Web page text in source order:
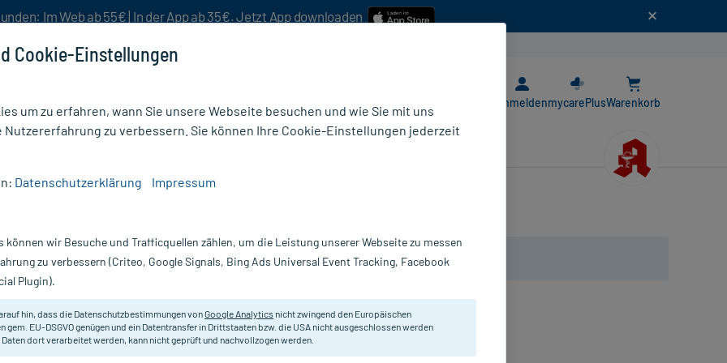
Im Web ab 55€ | In der App ab 35€. Jetzt App downloaden
AnmeldenmycarePlusWarenkorb
Nur für kurze Zeit:Gratis-Versand* ab 19€ Mindestbestellwert!
einer
ALIUD PHARMA
Abführmittel zur Behandlung der chronischen Verstopfung.
Cookie-Einstellungen
um zu erfahren, wann Sie unsere Webseite besuchen und wie Sie mit uns
Nutzererfahrung zu verbessern. Sie können Ihre Cookie-Einstellungen jederzeit
Datenschutzerklärung Impressum
können wir Besuche und Trafficquellen zählen, um die Leistung unserer Webseite zu messen
zu verbessern (Criteo, Google Signals, Bing Ads Universal Event Tracking, Facebook
Plugin).
hin, dass die Datenschutzbestimmungen vonGoogle Analytics nicht zwingend den Europäischen
gem. EU-DSGVO genügen und ein Datentransfer in Drittstaaten bzw. die USA nicht ausgeschlossen werden
Daten dort verarbeitet werden, kann nicht geprüft und nachvollzogen werden.